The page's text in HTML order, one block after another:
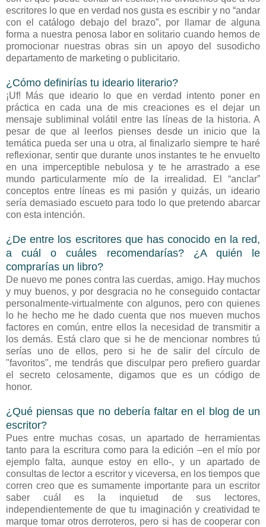
escritores lo que en verdad nos gusta es escribir y no “andar
con el catálogo debajo del brazo”, por llamar de alguna
forma a nuestra penosa labor en solitario cuando hemos de
promocionar nuestras obras sin un apoyo del susodicho
departamento de marketing o publicitario.
¿Cómo definirías tu ideario literario?
¡Uf! Más que ideario lo que en verdad intento poner en
práctica en cada una de mis creaciones es el dejar un
mensaje subliminal volátil entre las líneas de la historia. A
pesar de que al leerlos pienses desde un inicio que la
temática pueda ser una u otra, al finalizarlo siempre te haré
reflexionar, sentir que durante unos instantes te he envuelto
en una imperceptible nebulosa y te he arrastrado a ese
mundo particularmente mío de la irrealidad. El “anclar”
conceptos entre líneas es mi pasión y quizás, un ideario
sería demasiado escueto para todo lo que pretendo abarcar
con esta intención.
¿De entre los escritores que has conocido en la red,
a cuál o cuáles recomendarías? ¿A quién le
comprarías un libro?
De nuevo me pones contra las cuerdas, amigo. Hay muchos
y muy buenos, y por desgracia no he conseguido contactar
personalmente-virtualmente con algunos, pero con quienes
lo he hecho me he dado cuenta que nos mueven muchos
factores en común, entre ellos la necesidad de transmitir a
los demás. Está claro que si he de mencionar nombres tú
serías uno de ellos, pero si he de salir del círculo de
"favoritos", me tendrás que disculpar pero prefiero guardar
el secreto celosamente, digamos que es un código de
honor.
¿Qué piensas que no debería faltar en el blog de un
escritor?
Pues entre muchas cosas, un apartado de herramientas
tanto para la escritura como para la edición –en el mío por
ejemplo falta, aunque estoy en ello-, y un apartado de
consultas de lector a escritor y viceversa, en los tiempos que
corren creo que es sumamente importante para un escritor
saber cuál es la inquietud de sus lectores,
independientemente de que tu imaginación y creatividad te
marque tomar otros derroteros, pero si has de cooperar con